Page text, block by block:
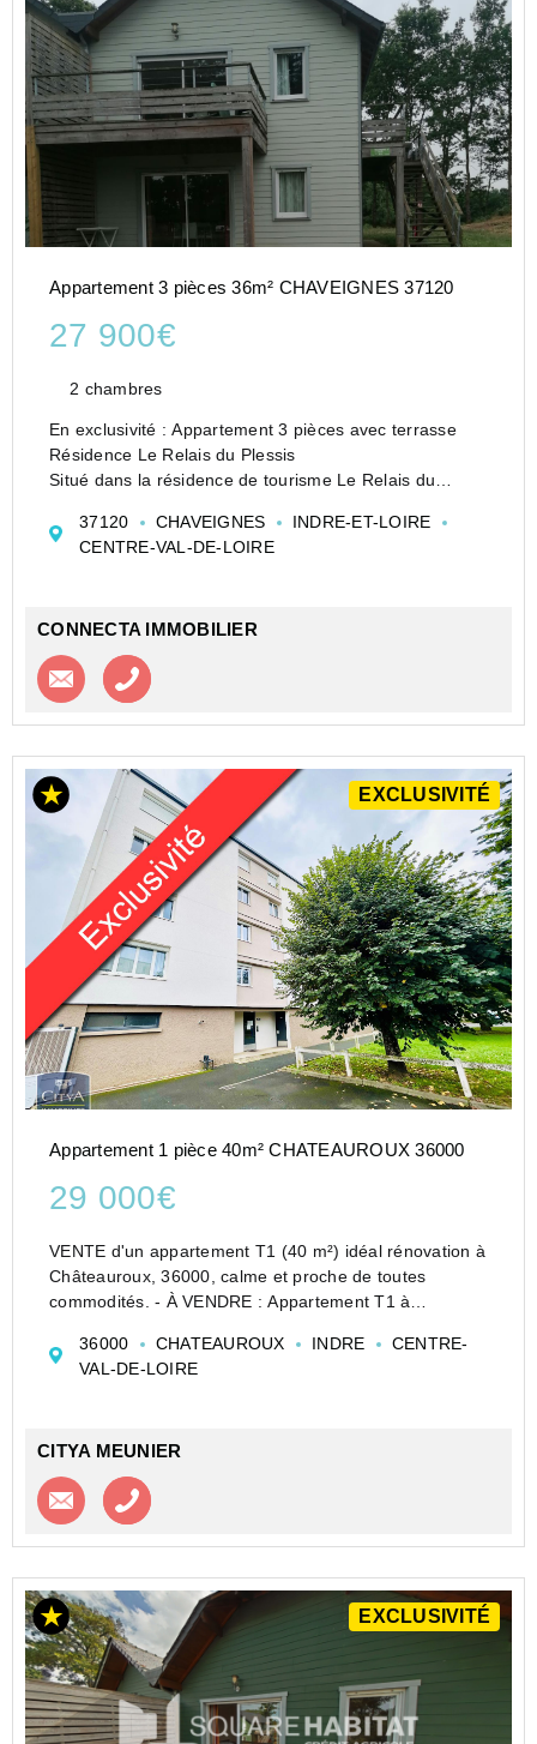
Appartement 3 pièces 36m² CHAVEIGNES 37120
27 900€
2 chambres
En exclusivité : Appartement 3 pièces avec terrasse
Résidence Le Relais du Plessis
Situé dans la résidence de tourisme Le Relais du
3 pièces se trouve dans une copropriété de 144 lots,
organisée autou...
37120 CHAVEIGNES
INDRE-ET-LOIRE
CENTRE-VAL-DE-LOIRE
CONNECTA IMMOBILIER
Contacter l'agence
EXCLUSIVITÉ
Appartement 1 pièce 40m² CHATEAUROUX 36000
29 000€
VENTE d'un appartement T1 (40 m²) idéal rénovation à
Châteauroux, 36000, calme et proche de toutes
commodités. - À VENDRE : Appartement T1 à
au troisième étage d'un immeuble de quatre étages,
36000 CHATEAUROUX INDRE
CENTRE-
VAL-DE-LOIRE
CITYA MEUNIER
Contacter l'agence
EXCLUSIVITÉ